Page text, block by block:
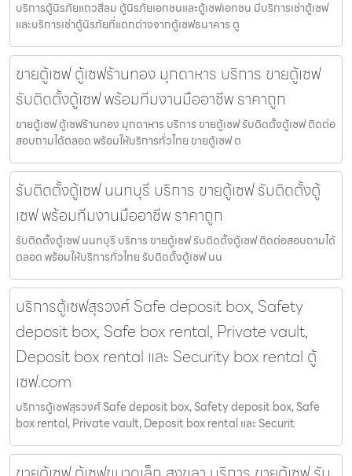
บริการตู้นิรภัยแถวสีลม ตู้นิรภัยเอกชนและตู้เซฟเอกชน มีบริการเช่าตู้เซฟ
และบริการเช่าตู้นิรภัยที่แตกต่างจากตู้เซฟธนาคาร ตู
ขายตู้เซฟ ตู้เซฟร้านทอง มุกดาหาร บริการ ขายตู้เซฟ
รับติดตั้งตู้เซฟ พร้อมทีมงานมืออาชีพ ราคาถูก
ขายตู้เซฟ ตู้เซฟร้านทอง มุกดาหาร บริการ ขายตู้เซฟ รับติดตั้งตู้เซฟ ติดต่อ
สอบถามได้ตลอด พร้อมให้บริการทั่วไทย ขายตู้เซฟ ต
รับติดตั้งตู้เซฟ นนทบุรี บริการ ขายตู้เซฟ รับติดตั้งตู้
เซฟ พร้อมทีมงานมืออาชีพ ราคาถูก
รับติดตั้งตู้เซฟ นนทบุรี บริการ ขายตู้เซฟ รับติดตั้งตู้เซฟ ติดต่อสอบถามได้
ตลอด พร้อมให้บริการทั่วไทย รับติดตั้งตู้เซฟ นน
บริการตู้เซฟสุรวงศ์ Safe deposit box, Safety
deposit box, Safe box rental, Private vault,
Deposit box rental และ Security box rental ตู้
เซฟ.com
บริการตู้เซฟสุรวงศ์ Safe deposit box, Safety deposit box, Safe
box rental, Private vault, Deposit box rental และ Securit